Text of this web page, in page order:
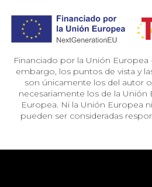
Financiado por la Unión Europea
embargo, los puntos de vista y
son únicamente los del autor
necesariamente los de la Unión
Europea. Ni la Unión Europea
pueden ser consideradas